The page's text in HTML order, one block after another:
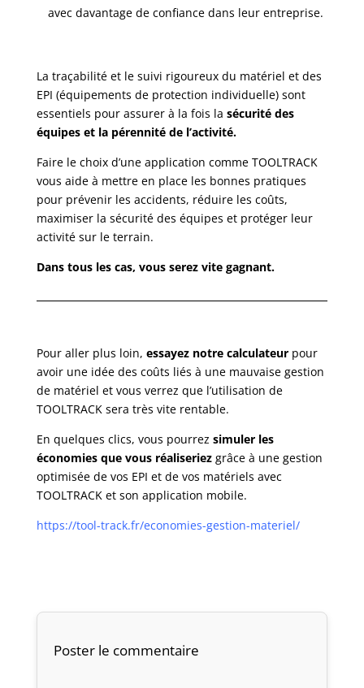
avec davantage de confiance dans leur entreprise.
La traçabilité et le suivi rigoureux du matériel et des
EPI (équipements de protection individuelle) sont
essentiels pour assurer à la fois la sécurité des
équipes et la pérennité de l’activité.
Faire le choix d’une application comme TOOLTRACK
vous aide à mettre en place les bonnes pratiques
pour prévenir les accidents, réduire les coûts,
maximiser la sécurité des équipes et protéger leur
activité sur le terrain.
Dans tous les cas, vous serez vite gagnant.
Pour aller plus loin, essayez notre calculateurpour
avoir une idée des coûts liés à une mauvaise gestion
de matériel et vous verrez que l’utilisation de
TOOLTRACK sera très vite rentable.
En quelques clics, vous pourrez simuler les
économies que vous réaliseriezgrâce à une gestion
optimisée de vos EPI et de vos matériels avec
TOOLTRACK et son application mobile.
https://tool-track.fr/economies-gestion-materiel/
Poster le commentaire